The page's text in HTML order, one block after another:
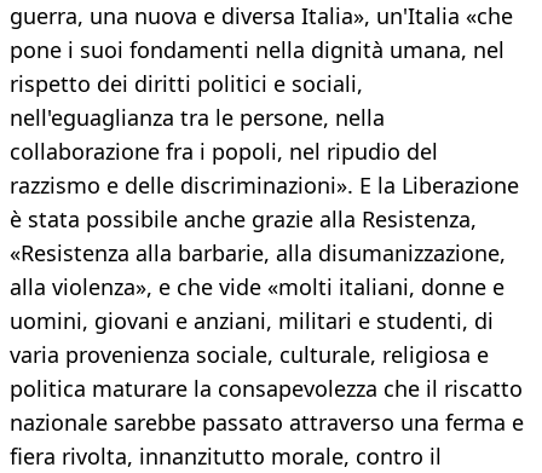
guerra, una nuova e diversa Italia», un'Italia «che
pone i suoi fondamenti nella dignità umana, nel
rispetto dei diritti politici e sociali,
nell'eguaglianza tra le persone, nella
collaborazione fra i popoli, nel ripudio del
razzismo e delle discriminazioni». E la Liberazione
è stata possibile anche grazie alla Resistenza,
«Resistenza alla barbarie, alla disumanizzazione,
alla violenza», e che vide «molti italiani, donne e
uomini, giovani e anziani, militari e studenti, di
varia provenienza sociale, culturale, religiosa e
politica maturare la consapevolezza che il riscatto
nazionale sarebbe passato attraverso una ferma e
fiera rivolta, innanzitutto morale, contro il